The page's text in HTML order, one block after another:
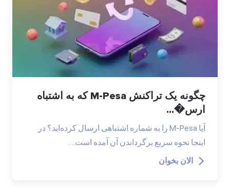
چگونه یک تراکنش M-Pesa که به اشتباه
ارس�...
آیا M-Pesa را به شماره اشتباهی ارسال کرده‌اید؟ در
اینجا نحوه سریع برگرداندن آن آمده است.…
الان بخوان